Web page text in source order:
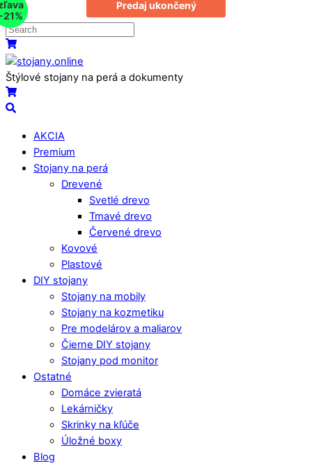
Skip
to
content
MenuKošík
Štýlové stojany na perá a dokumenty
Košík
Search
AKCIA
Premium
Stojany na perá
Drevené
Svetlé drevo
Tmavé drevo
Červené drevo
Kovové
Plastové
DIY stojany
Stojany na mobily
Stojany na kozmetiku
Pre modelárov a maliarov
Čierne DIY stojany
Stojany pod monitor
Ostatné
Domáce zvieratá
Lekárničky
Skrinky na kľúče
Úložné boxy
Blog
Vypredané
Predaj ukončený